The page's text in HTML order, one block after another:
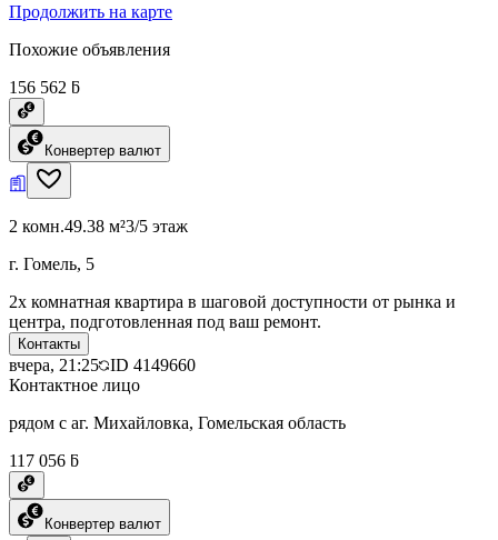
Продолжить на карте
Похожие объявления
156 562 ƃ
Конвертер валют
2 комн.49.38 м²3/5 этаж
г. Гомель, 5
2х комнатная квартира в шаговой доступности от рынка и
центра, подготовленная под ваш ремонт.
Контакты
вчера, 21:25 ID 4149660
Контактное лицо
рядом с аг. Михайловка, Гомельская область
117 056 ƃ
Конвертер валют